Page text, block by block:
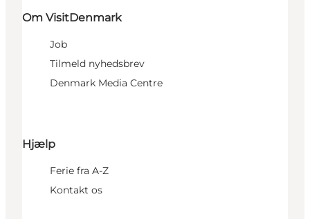
Om VisitDenmark
Job
Tilmeld nyhedsbrev
Denmark Media Centre
Hjælp
Ferie fra A-Z
Kontakt os